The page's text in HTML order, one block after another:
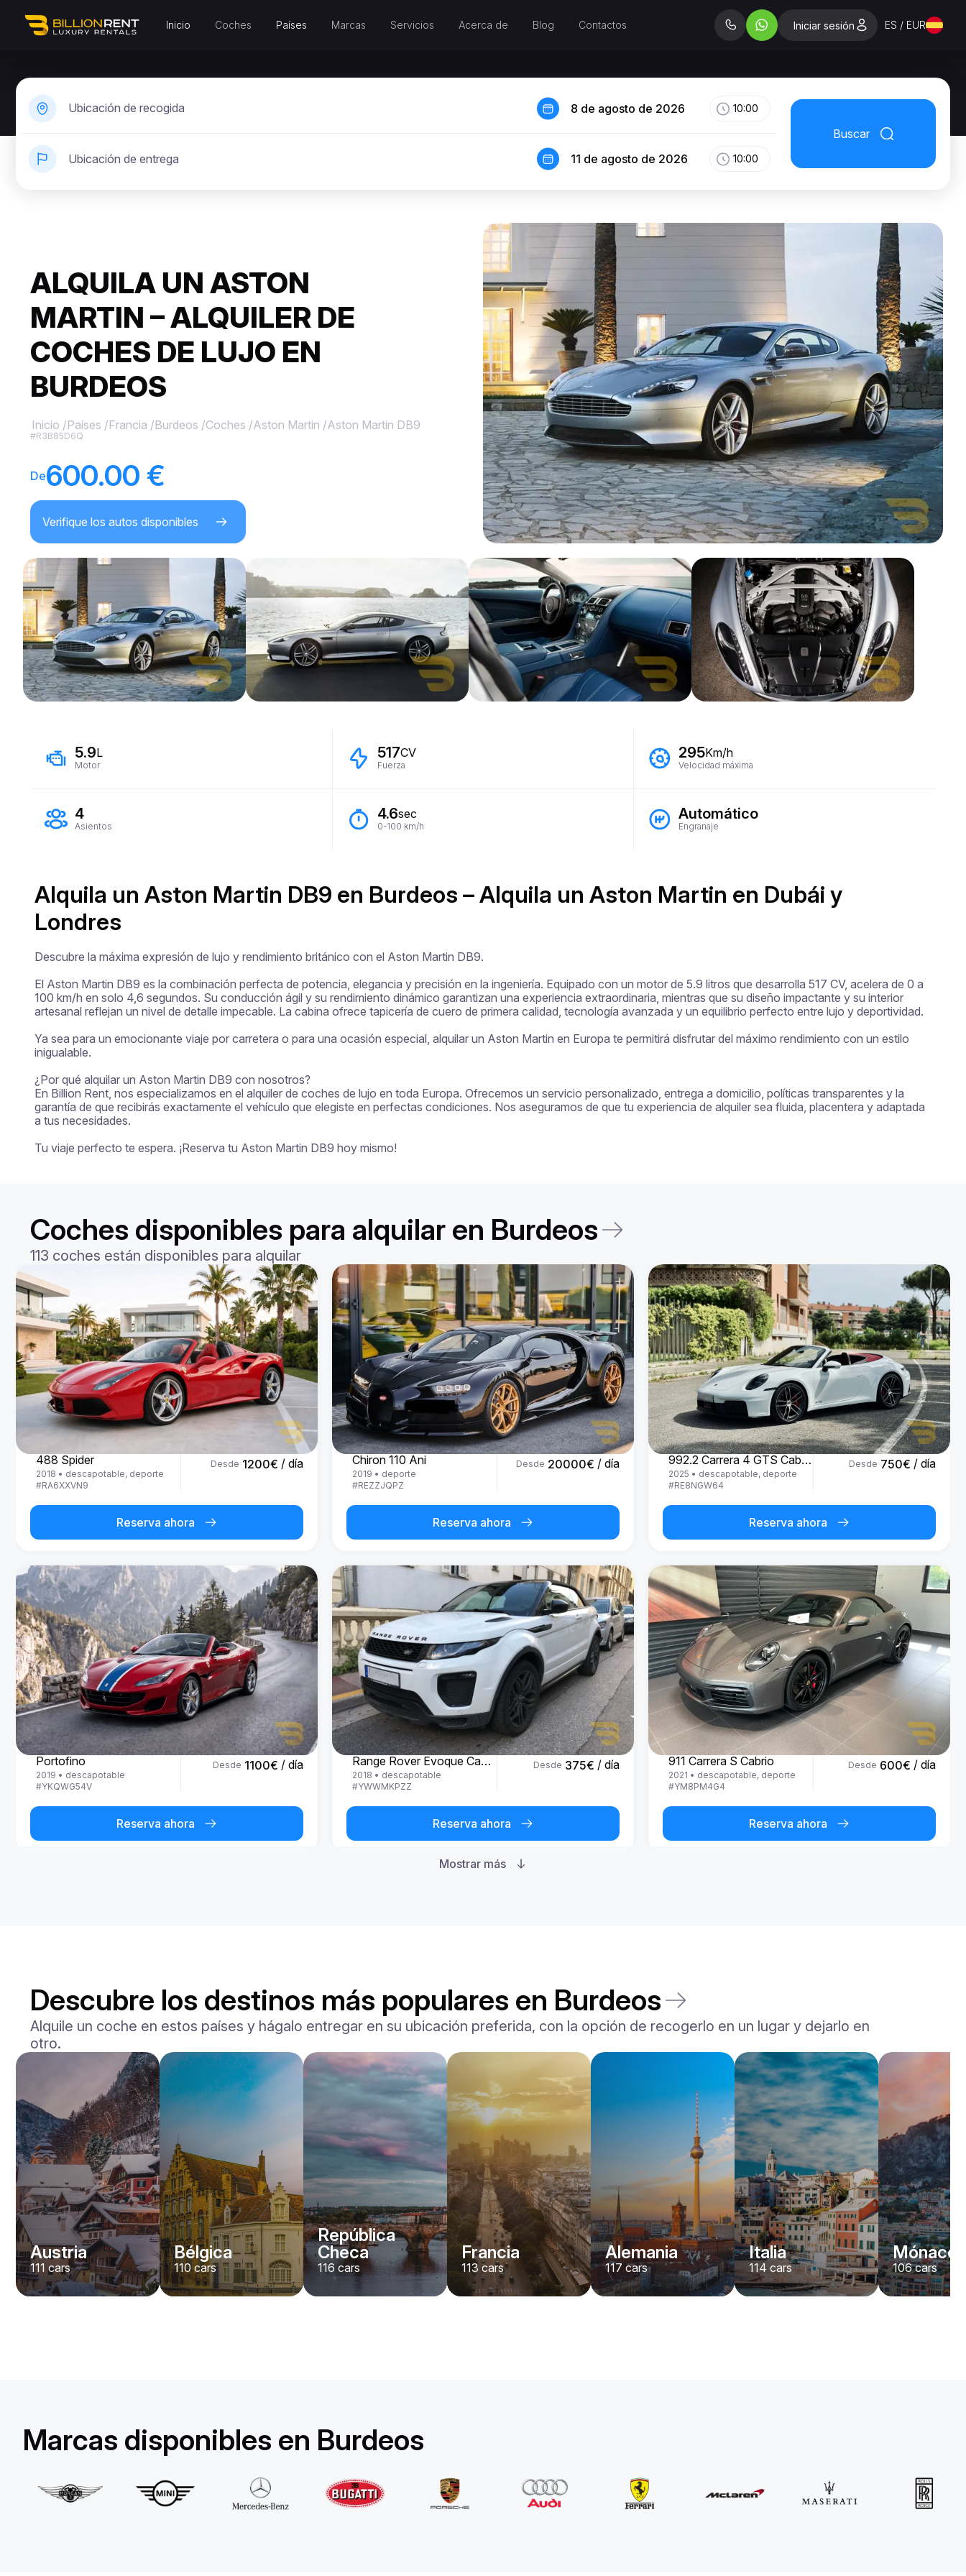
Inicio Coches Países Marcas Servicios Acerca de Blog Contactos Iniciar sesión ES / EUR
Ubicación de recogida
Ubicación de entrega
8 de agosto de 2026 10:00
11 de agosto de 2026 10:00
Buscar
ALQUILA UN ASTON
MARTIN – ALQUILER DE
COCHES DE LUJO EN
BURDEOS
Inicio /Países /Francia /Burdeos /Coches /Aston Martin /Aston Martin DB9
#R3B85D6Q
De600.00 €
Verifique los autos disponibles
5.9L
Motor
517CV
Fuerza
295Km/h
Velocidad máxima
4
Asientos
4.6sec
0-100 km/h
Automático
Engranaje
Alquila un Aston Martin DB9 en Burdeos – Alquila un Aston Martin en Dubái y
Londres
Descubre la máxima expresión de lujo y rendimiento británico con el Aston Martin DB9.
El Aston Martin DB9 es la combinación perfecta de potencia, elegancia y precisión en la ingeniería. Equipado con un motor de 5.9 litros que desarrolla 517 CV, acelera de 0 a
100 km/h en solo 4,6 segundos. Su conducción ágil y su rendimiento dinámico garantizan una experiencia extraordinaria, mientras que su diseño impactante y su interior
artesanal reflejan un nivel de detalle impecable. La cabina ofrece tapicería de cuero de primera calidad, tecnología avanzada y un equilibrio perfecto entre lujo y deportividad.
Ya sea para un emocionante viaje por carretera o para una ocasión especial, alquilar un Aston Martin en Europa te permitirá disfrutar del máximo rendimiento con un estilo
inigualable.
¿Por qué alquilar un Aston Martin DB9 con nosotros?
En Billion Rent, nos especializamos en el alquiler de coches de lujo en toda Europa. Ofrecemos un servicio personalizado, entrega a domicilio, políticas transparentes y la
garantía de que recibirás exactamente el vehículo que elegiste en perfectas condiciones. Nos aseguramos de que tu experiencia de alquiler sea fluida, placentera y adaptada
a tus necesidades.
Tu viaje perfecto te espera. ¡Reserva tu Aston Martin DB9 hoy mismo!
Coches disponibles para alquilar en Burdeos
113 coches están disponibles para alquilar
488 Spider
2018 • descapotable, deporte
#RA6XXVN9
Desde 1200€ / día
Reserva ahora
Bugatti
Chiron 110 Ani
2019 • deporte
#REZZJQPZ
Desde 20000€ / día
Reserva ahora
Porsche
992.2 Carrera 4 GTS Cabrio '25
2025 • descapotable, deporte
#RE8NGW64
Desde 750€ / día
Reserva ahora
Ferrari
Portofino
2019 • descapotable
#YKQWG54V
Desde 1100€ / día
Reserva ahora
Land Rover
Range Rover Evoque Cabrio
2018 • descapotable
#YWWMKPZZ
Desde 375€ / día
Reserva ahora
Porsche
911 Carrera S Cabrio
2021 • descapotable, deporte
#YM8PM4G4
Desde 600€ / día
Reserva ahora
Mercedes Benz
Maybach S-klasse 580
Desde 750€ / día
Reserva ahora
F8 Spider
2022
descapotable, deporte
€
Reserva ahora
descapotable
YJPXZKDA
Desde 2200
Reserva ahora
Reserva ahora
Mostrar más
Descubre los destinos más populares en Burdeos
Alquile un coche en estos países y hágalo entregar en su ubicación preferida, con la opción de recogerlo en un lugar y dejarlo en
otro.
Austria
111 cars
Bélgica
110cars
República
Checa
116cars
Francia
113cars
Alemania
117 cars
Italia
114 cars
Mónaco
106cars
Marcas disponibles en Burdeos